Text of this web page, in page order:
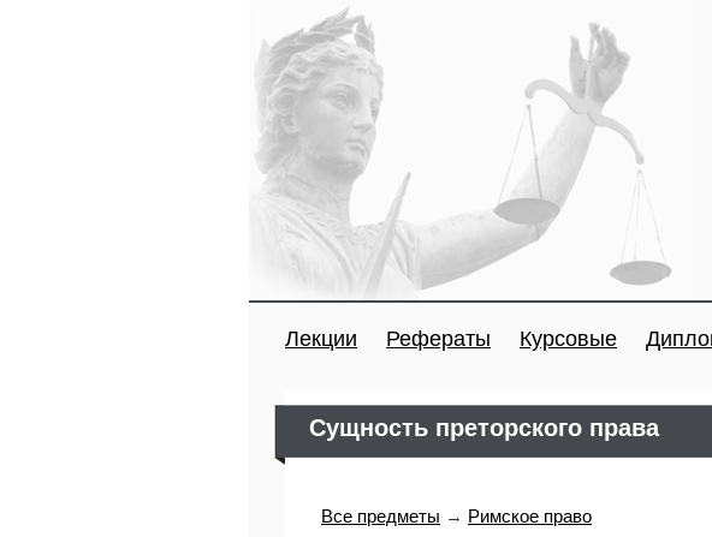
Лекции Рефераты Курсовые
Сущность преторского права
Все предметы → Римское право